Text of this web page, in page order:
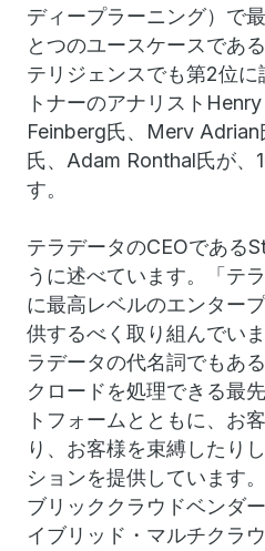
ディープラーニング）で
とつのユースケースであ
テリジェンスでも第2位
トナーのアナリスト
Feinberg氏、Merv
氏、Adam Ronthal氏が、
す。
テラデータのCEOである
うに述べています。「テ
に最高レベルのエンター
供するべく取り組んでい
ラデータの代名詞でもあ
クロードを処理できる最
トフォームとともに、お
り、お客様を束縛したり
ションを提供しています
ブリッククラウドベンダ
イブリッド・マルチクラ